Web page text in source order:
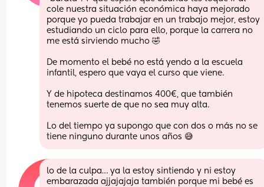
cole nuestra situación económica haya mejorado
porque yo pueda trabajar en un trabajo mejor, estoy
estudiando un ciclo para ello, porque la carrera no
me está sirviendo mucho 🤣
De momento el bebé no está yendo a la escuela
infantil, espero que vaya el curso que viene.
Y de hipoteca destinamos 400€, que también
tenemos suerte de que no sea muy alta.
Lo del tiempo ya supongo que con dos o más no se
tiene ninguno durante unos años 😅
lo de la culpa… ya la estoy sintiendo y ni estoy
embarazada ajjajajaja también porque mi bebé es